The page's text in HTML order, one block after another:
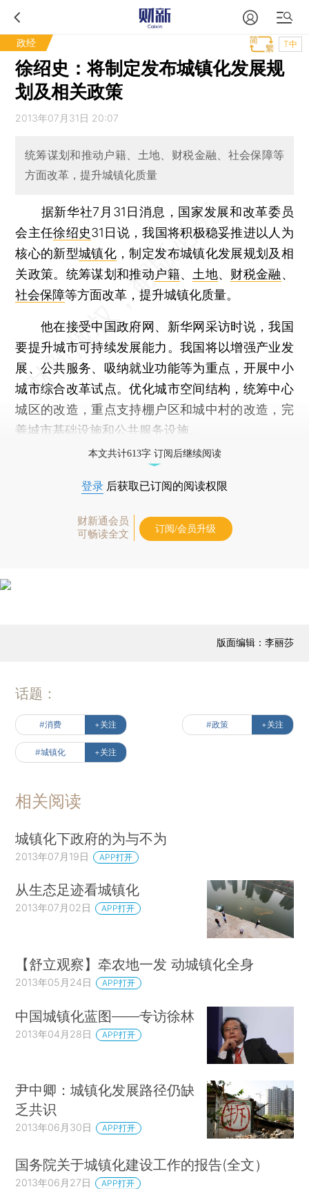
政经 T中
徐绍史：将制定发布城镇化发展规
划及相关政策
2013年07月31日 20:07
统筹谋划和推动户籍、土地、财税金融、社会保障等
方面改革，提升城镇化质量
据新华社7月31日消息，国家发展和改革委员
会主任徐绍史31日说，我国将积极稳妥推进以人为
核心的新型城镇化 ，制定发布城镇化发展规划及相
关政策。统筹谋划和推动 户籍、 土地、 财税金融、
社会保障等方面改革，提升城镇化质量。
他在接受中国政府网、新华网采访时说，我国
要提升城市可持续发展能力。我国将以增强产业发
展、公共服务、吸纳就业功能等为重点，开展中小
城市综合改革试点。优化城市空间结构，统筹中心
城区的改造，重点支持棚户区和城中村的改造，完
善城市基础设施和公共服务设施。
本文共计613字 订阅后继续阅读
登录 后获取已订阅的阅读权限
财新通会员
可畅读全文
订阅/会员升级
版面编辑：李丽莎
话题：
#消费 +关注 #政策 +关注
#城镇化 +关注
相关阅读
城镇化下政府的为与不为
2013年07月19日 APP打开
从生态足迹看城镇化
2013年07月02日 APP打开
【舒立观察】牵农地一发 动城镇化全身
2013年05月24日 APP打开
中国城镇化蓝图——专访徐林
2013年04月28日 APP打开
尹中卿：城镇化发展路径仍缺
乏共识
2013年06月30日 APP打开
国务院关于城镇化建设工作的报告(全文）
2013年06月27日 APP打开